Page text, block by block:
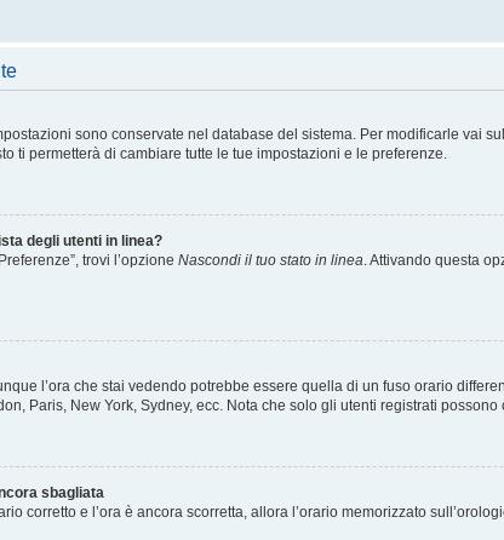
sono conservate nel database del sistema. Per modificarle vai
ti permetterà di cambiare tutte le tue impostazioni e le preferenze.
degli utenti in linea?
trovi l’opzione Nascondi il tuo stato in linea . Attivando questa
l’ora che stai vedendo potrebbe essere quella di un fuso orario
Paris, New York, Sydney, ecc. Nota che solo gli utenti registrati
sbagliata
corretto e l’ora è ancora scorretta, allora l’orario memorizzato